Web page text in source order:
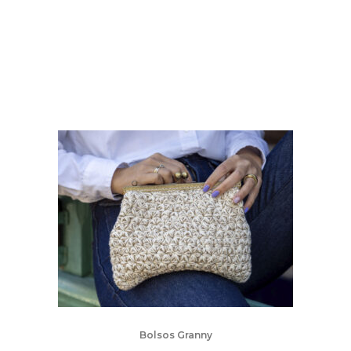
Bolsos Granny